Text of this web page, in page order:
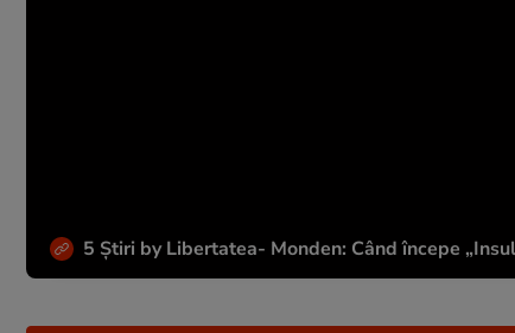
5 Știri by Libertatea- Monden: Când începe